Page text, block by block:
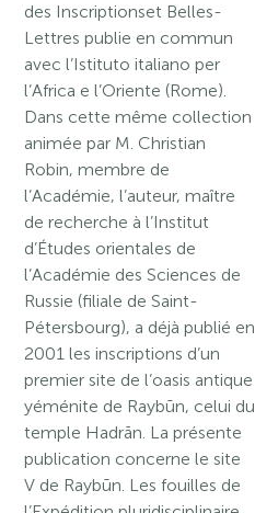
des Inscriptionset Belles-
Lettres publie en commun
avec l’Istituto italiano per
l’Africa e l’Oriente (Rome).
Dans cette même collection
animée par M. Christian
Robin, membre de
l’Académie, l’auteur, maître
de recherche à l’Institut
d’Études orientales de
l’Académie des Sciences de
Russie (filiale de Saint-
Pétersbourg), a déjà publié en
2001 les inscriptions d’un
premier site de l’oasis antique
yéménite de Raybūn, celui du
temple Hadrān. La présente
publication concerne le site
V de Raybūn. Les fouilles de